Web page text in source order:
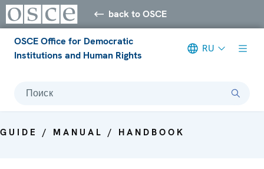
back to OSCE
OSCE Office for Democratic
Institutions and Human Rights
RU
Поиск
GUIDE / MANUAL / HANDBOOK